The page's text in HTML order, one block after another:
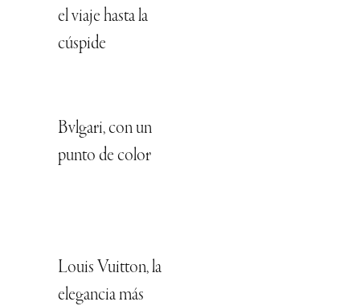
el viaje hasta la
cúspide
Bvlgari, con un
punto de color
Louis Vuitton, la
elegancia más